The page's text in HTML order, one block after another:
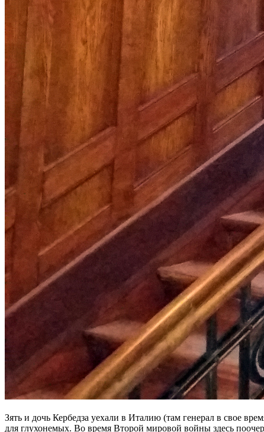
Зять и дочь Кербедза уехали в Италию (там генерал в свое
для глухонемых. Во время Второй мировой войны здесь